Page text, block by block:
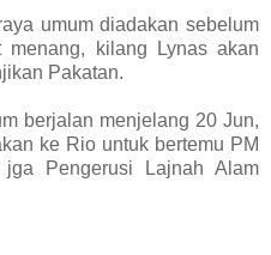
umum diadakan sebelum
kilang Lynas akan
Pakatan.
berjalan menjelang 20 Jun,
ke Rio untuk bertemu PM
Pengerusi Lajnah Alam